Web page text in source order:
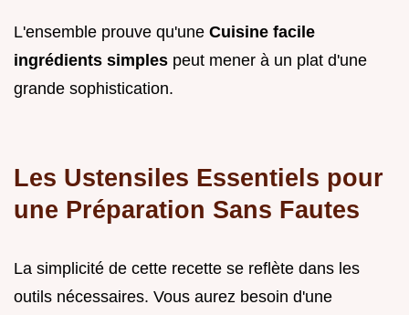
L'ensemble prouve qu'une Cuisine facile
ingrédients simples peut mener à un plat d'une
grande sophistication.
Les Ustensiles Essentiels pour
une Préparation Sans Fautes
La simplicité de cette recette se reflète dans les
outils nécessaires. Vous aurez besoin d'une